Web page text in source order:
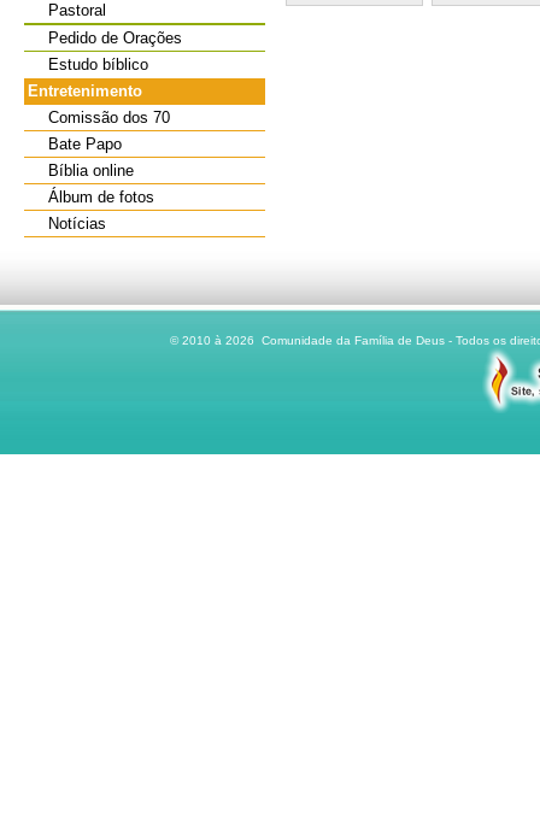
Pastoral
Pedido de Orações
Estudo bíblico
Entretenimento
Comissão dos 70
Bate Papo
Bíblia online
Álbum de fotos
Notícias
© 2010 à 2026 Comunidade da Família de Deus - Todos os